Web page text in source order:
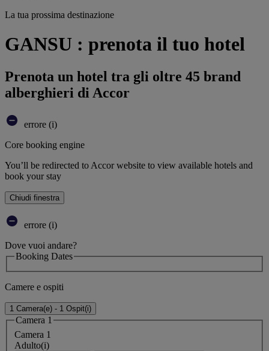
La tua prossima destinazione
GANSU : prenota il tuo hotel
Prenota un hotel tra gli oltre 45 brand
alberghieri di Accor
errore (i)
Core booking engine
You’ll be redirected to Accor website to view available hotels and
book your stay
Chiudi finestra
errore (i)
Dove vuoi andare?
Booking Dates
Camere e ospiti
1 Camera(e) - 1 Ospit(i)
Camera 1
Camera 1
Adulto(i)